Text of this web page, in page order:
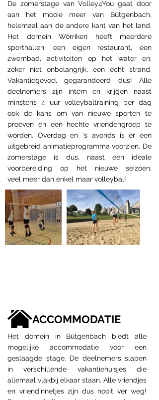
De zomerstage van Volley4You gaat door
aan het mooie meer van Bütgenbach,
helemaal aan de andere kant van het land.
Het domein Wörriken heeft meerdere
sporthallen, een eigen restaurant, een
zwembad, activiteiten op het water en,
zeker niet onbelangrijk, een echt strand.
Vakantiegevoel gegarandeerd dus! Alle
deelnemers zijn intern en krijgen naast
minstens 4 uur volleybaltraining per dag
ook de kans om van nieuwe sporten te
proeven en een hechte vriendengroep te
worden. Overdag en 's avonds is er een
uitgebreid animatieprogramma voorzien. De
zomerstage is dus, naast een ideale
voorbereiding op het nieuwe seizoen,
veel meer dan enkel maar volleybal!
ACCOMMODATIE
Het domein in Bütgenbach biedt alle
mogelijke accommodatie voor een
geslaagde stage. De deelnemers slapen
in verschillende vakantiehuisjes die
allemaal vlakbij elkaar staan. Alle vriendjes
en vriendinnetjes zijn dus nooit ver weg!